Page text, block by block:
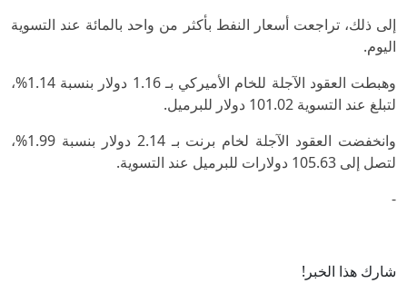
إلى ذلك، تراجعت أسعار النفط بأكثر من واحد بالمائة عند التسوية
اليوم.
وهبطت العقود الآجلة للخام الأميركي بـ 1.16 دولار بنسبة 1.14%،
لتبلغ عند التسوية 101.02 دولار للبرميل.
وانخفضت العقود الآجلة لخام برنت بـ 2.14 دولار بنسبة 1.99%،
لتصل إلى 105.63 دولارات للبرميل عند التسوية.
-
شارك هذا الخبر!